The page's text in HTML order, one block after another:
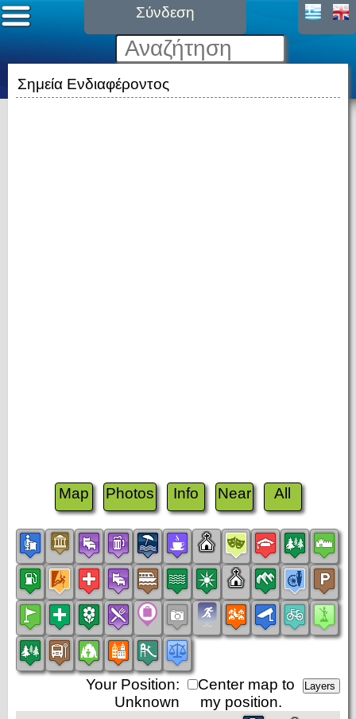
Σύνδεση
Σημεία Ενδιαφέροντος
Map Photos Info Near All
Center map to
my position.
Your Position:
Unknown